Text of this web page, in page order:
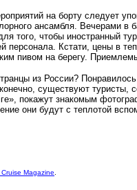
на борту следует
ансамбля. Вечерами в
того, чтобы иностранный
персонала. Кстати, цены в
пивом на берегу.
из России?
существуют туристы,
покажут знакомым
они будут с теплотой
Magazine